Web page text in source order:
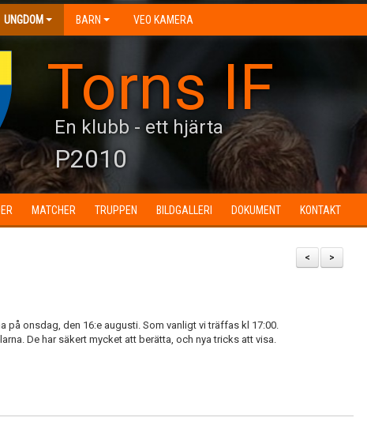
UNGDOM BARN VEO KAMERA
Torns IF
En klubb - ett hjärta
P2010
MATCHER TRUPPEN BILDGALLERI DOKUMENT KONTAKT
>
<
på onsdag, den 16:e augusti. Som vanligt vi träffas kl 17:00.
De har säkert mycket att berätta, och nya tricks att visa.